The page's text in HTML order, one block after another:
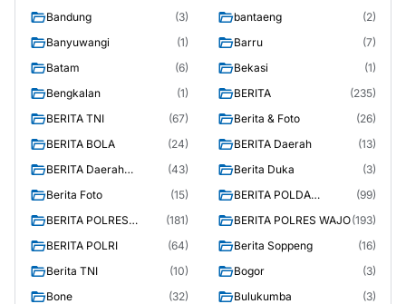
Bandung
(3) bantaeng
(2)
Banyuwangi
(1) Barru
(7)
Batam
(6) Bekasi
(1)
Bengkalan
(1) BERITA
(235)
BERITA TNI
(67) Berita & Foto
(26)
BERITA BOLA
(24) BERITA Daerah
(13)
BERITA Daerah
(43) Berita Duka
(3)
Berita Foto
(15)
BERITA POLDA
(99)
BERITA POLRES
(181) BERITA POLRES WAJO(193)
BERITA POLRI
(64) Berita Soppeng
(16)
Berita TNI
(10) Bogor
(3)
Bone
(32) Bulukumba (3)